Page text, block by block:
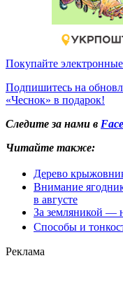
Покупайте
Подпишитесь на
«Чеснок» в подарок!
Следите за нами в
Читайте также:
Дерево
Внимание
в августе
За земляникой —
Способы и
Реклама